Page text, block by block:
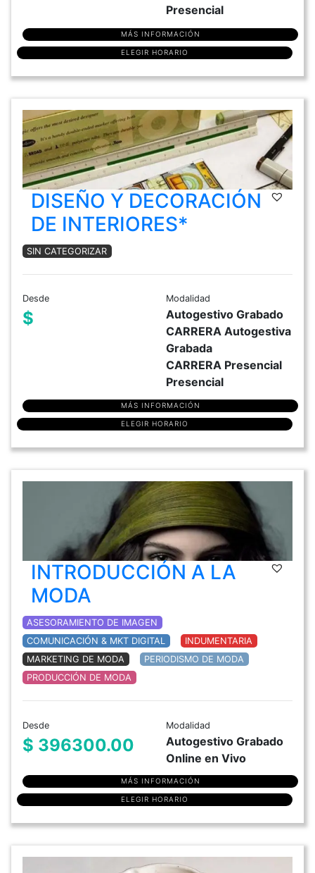
Presencial
MÁS INFORMACIÓN
ELEGIR HORARIO
DISEÑO Y DECORACIÓN
DE INTERIORES*
SIN CATEGORIZAR
Desde
$
Modalidad
Autogestivo Grabado
CARRERA Autogestiva
Grabada
CARRERA Presencial
Presencial
MÁS INFORMACIÓN
ELEGIR HORARIO
INTRODUCCIÓN A LA
MODA
ASESORAMIENTO DE IMAGEN
COMUNICACIÓN & MKT DIGITAL
INDUMENTARIA
MARKETING DE MODA
PERIODISMO DE MODA
PRODUCCIÓN DE MODA
Desde
$ 396300.00
Modalidad
Autogestivo Grabado
Online en Vivo
MÁS INFORMACIÓN
ELEGIR HORARIO